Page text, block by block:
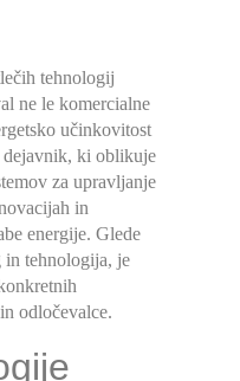
tehnologij
ne le komercialne
učinkovitost
dejavnik, ki oblikuje
za upravljanje
in
energije. Glede
in tehnologija, je
odločevalce.